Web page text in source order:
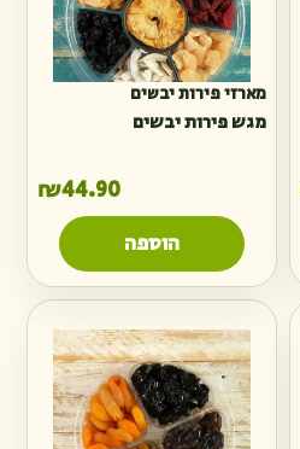
מארזי פירות יבשים
מגש פירות יבשים
₪44.90
הוספה